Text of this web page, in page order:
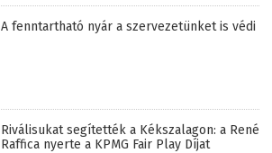
A fenntartható nyár a szervezetünket is védi
Riválisukat segítették a Kékszalagon: a René
Raffica nyerte a KPMG Fair Play Díjat